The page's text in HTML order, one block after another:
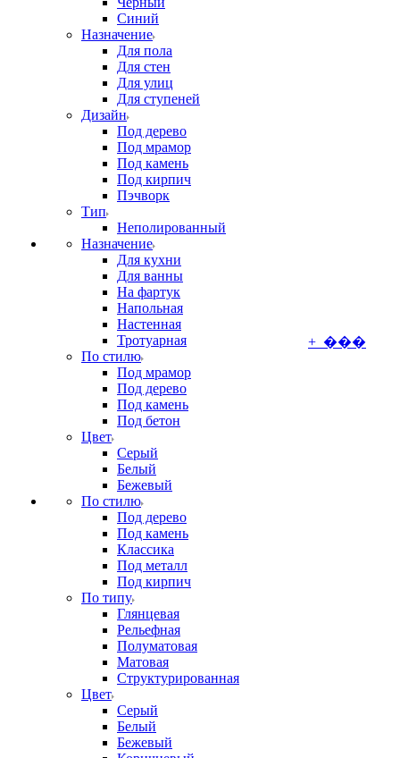
Синий
Назначение
Для пола
Для стен
Для улиц
Для ступеней
Дизайн
Под дерево
Под мрамор
Под камень
Под кирпич
Пэчворк
Тип
Неполированный
Назначение
Для кухни
Для ванны
На фартук
Напольная
Настенная
Тротуарная
По стилю
Под мрамор
Под дерево
Под камень
Под бетон
Цвет
Серый
Белый
Бежевый
По стилю
Под дерево
Под камень
Классика
Под металл
Под кирпич
По типу
Глянцевая
Рельефная
Полуматовая
Матовая
Структурированная
Цвет
Серый
Белый
Бежевый
+ ���